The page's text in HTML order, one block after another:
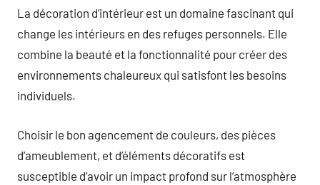
La décoration d’intérieur est un domaine fascinant qui
change les intérieurs en des refuges personnels. Elle
combine la beauté et la fonctionnalité pour créer des
environnements chaleureux qui satisfont les besoins
individuels.
Choisir le bon agencement de couleurs, des pièces
d’ameublement, et d’éléments décoratifs est
susceptible d’avoir un impact profond sur l’atmosphère